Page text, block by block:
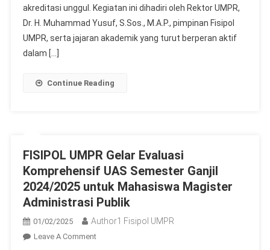
Mutu
Untuk
Peningkatan
akreditasi unggul. Kegiatan ini dihadiri oleh Rektor UMPR,
Dr. H. Muhammad Yusuf, S.Sos., M.A.P., pimpinan Fisipol
UMPR, serta jajaran akademik yang turut berperan aktif
dalam […]
Continue Reading
FISIPOL UMPR Gelar Evaluasi
Komprehensif UAS Semester Ganjil
2024/2025 untuk Mahasiswa Magister
Administrasi Publik
01/02/2025 Author1 Fisipol UMPR
Leave A CommentOn